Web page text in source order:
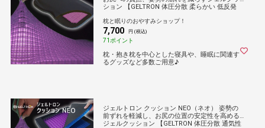
ション 【GELTRON 体圧分散 柔らかい 低反発
防止 オフィス 車 ドライブ 持ち運び】
枕と眠りのおやすみショップ！
7,700 円 (税込)
71ポイント
枕・抱き枕を中心とした寝具や、睡眠に関連す
るグッズなど多数ご用意♪
ジェルトロン クッション NEO（ネオ） 姿勢の
前ずれを軽減し、お尻の位置の安定性を高める
ジェルクッション 【GELTRON 体圧分散 通気性